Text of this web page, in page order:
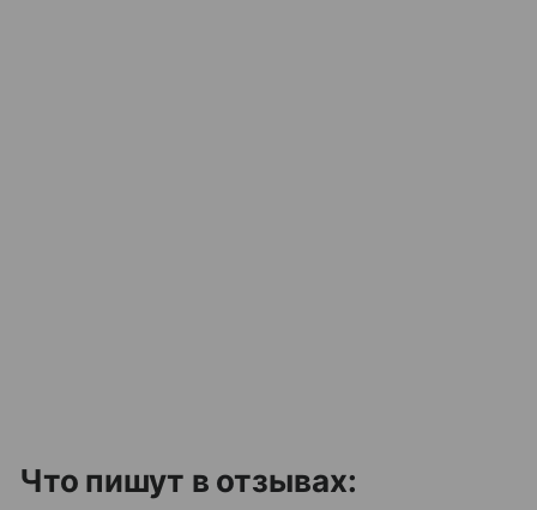
Что пишут в отзывах: